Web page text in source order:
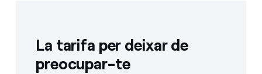
La tarifa per deixar de
preocupar-te